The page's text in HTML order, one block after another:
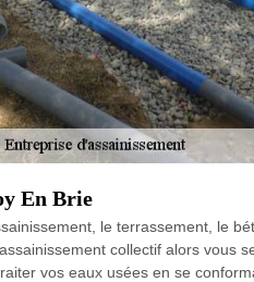
En Brie
le terrassement, le
collectif alors vous
vos eaux usées en se